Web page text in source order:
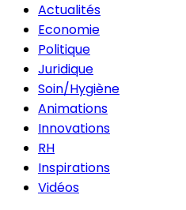
Actualités
Economie
Politique
Juridique
Soin/Hygiène
Animations
Innovations
RH
Inspirations
Vidéos